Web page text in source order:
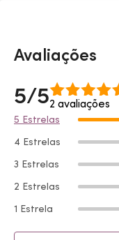
Avaliações
5/52 avaliações
5 Estrelas
4 Estrelas
3 Estrelas
2 Estrelas
1 Estrela